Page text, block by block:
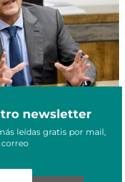
newsletter
leídas gratis por mail,